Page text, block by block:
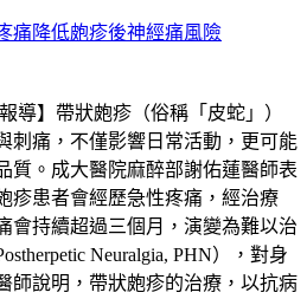
痛降低皰疹後神經痛風險
導】帶狀皰疹（俗稱「皮蛇」）
刺痛，不僅影響日常活動，更可能
質。成大醫院麻醉部謝佑蓮醫師表
疹患者會經歷急性疼痛，經治療
會持續超過三個月，演變為難以治
Neuralgia, PHN），對身
師說明，帶狀皰疹的治療，以抗病